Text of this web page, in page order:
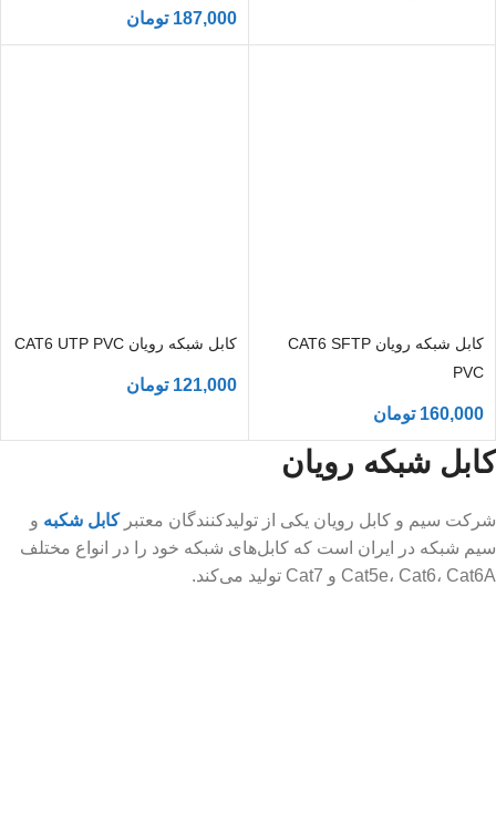
187,000 تومان
کابل شبکه رویان CAT6 SFTP
PVC
160,000 تومان
کابل شبکه رویان CAT6 UTP PVC
121,000 تومان
کابل شبکه رویان
شرکت سیم و کابل رویان یکی از تولیدکنندگان معتبرکابل شکبه و
سیم شبکه در ایران است که کابل‌های شبکه خود را در انواع مختلف
Cat5e، Cat6، Cat6A و Cat7 تولید می‌کند.